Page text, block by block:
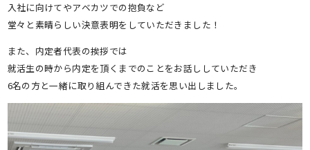
入社に向けてやアベカツでの抱負など
堂々と素晴らしい決意表明をしていただきました！
また、内定者代表の挨拶では
就活生の時から内定を頂くまでのことをお話ししていただき
6名の方と一緒に取り組んできた就活を思い出しました。